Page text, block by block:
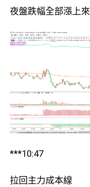
夜盤跌幅全部漲上來
***10:47
拉回主力成本線